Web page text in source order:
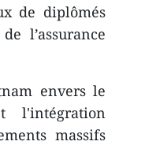
de diplômés
l’assurance
envers le
l'intégration
massifs